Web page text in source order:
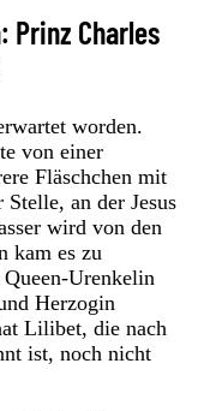
Prinz Charles
worden.
von einer
Fläschchen mit
an der Jesus
wird von den
kam es zu
Urenkelin
Herzogin
Lilibet, die nach
ist, noch nicht